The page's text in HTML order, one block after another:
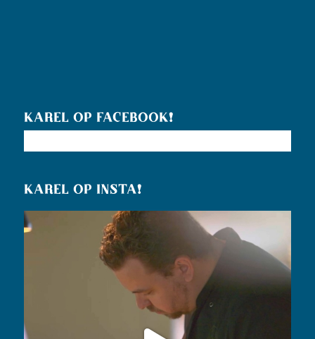
KAREL OP FACEBOOK!
KAREL OP INSTA!